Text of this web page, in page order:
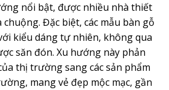
nổi bật, được nhiều nhà thiết
Đặc biệt, các mẫu bàn gỗ
kiểu dáng tự nhiên, không qua
săn đón. Xu hướng này phản
thị trường sang các sản phẩm
mang vẻ đẹp mộc mạc, gần